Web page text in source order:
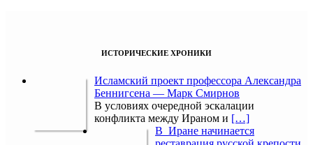
ИСТОРИЧЕСКИЕ ХРОНИКИ
Исламский проект профессора Александра
Беннигсена — Марк Смирнов
В условиях очередной эскалации
конфликта между Ираном и […]
В Иране начинается